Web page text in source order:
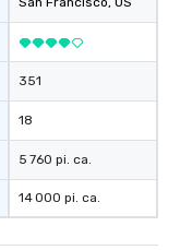
351
18
5 760 pi. ca.
14 000 pi. ca.